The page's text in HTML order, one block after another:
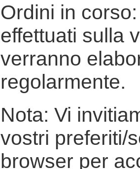
Ordini in
effettuati sulla
verranno
regolarmente.
Nota: Vi
vostri preferiti/
browser per